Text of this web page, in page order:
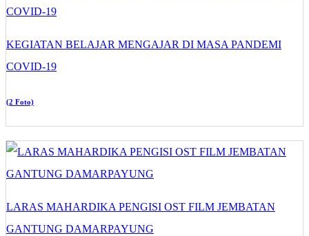
KEGIATAN BELAJAR MENGAJAR DI MASA PANDEMI
COVID-19
(2 Foto)
LARAS MAHARDIKA PENGISI OST FILM JEMBATAN
GANTUNG DAMARPAYUNG